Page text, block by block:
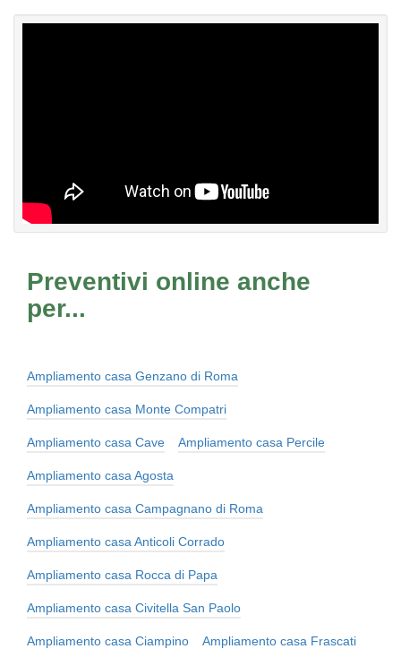
Preventivi online anche
per...
Ampliamento casa Genzano di Roma
Ampliamento casa Monte Compatri
Ampliamento casa Cave Ampliamento casa Percile
Ampliamento casa Agosta
Ampliamento casa Campagnano di Roma
Ampliamento casa Anticoli Corrado
Ampliamento casa Rocca di Papa
Ampliamento casa Civitella San Paolo
Ampliamento casa Ciampino Ampliamento casa Frascati